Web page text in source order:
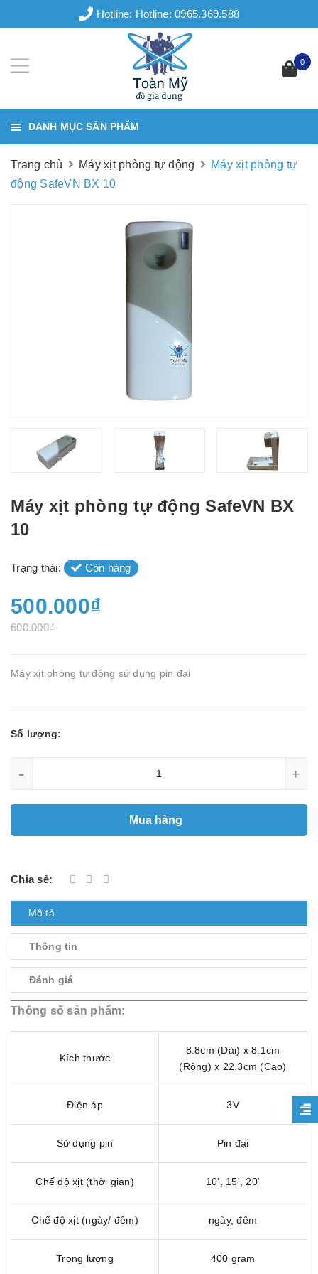
Hotline: Hotline: 0965.369.588
0
DANH MỤC SẢN PHẨM
Trang chủ Máy xịt phòng tự động
Máy xịt phòng tự
động SafeVN BX 10
Máy xịt phòng tự động SafeVN BX
10
Trạng thái: Còn hàng
500.000₫
600.000₫
Máy xịt phòng tự động sử dụng pin đại
Số lượng:
- +
Mua hàng
Chia sẻ:
Mô tả
Thông tin
Đánh giá
Thông số sản phẩm:
Kích thước
8.8cm (Dài) x 8.1cm
(Rộng) x 22.3cm (Cao)
Điện áp 3V
Sử dụng pin Pin đại
Chế độ xịt (thời gian) 10', 15', 20'
Chế độ xịt (ngày/ đêm) ngày, đêm
Trọng lượng 400 gram